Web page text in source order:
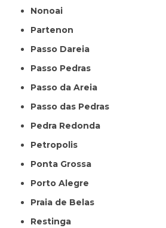
Nonoai
Partenon
Passo Dareia
Passo Pedras
Passo da Areia
Passo das Pedras
Pedra Redonda
Petropolis
Ponta Grossa
Porto Alegre
Praia de Belas
Restinga